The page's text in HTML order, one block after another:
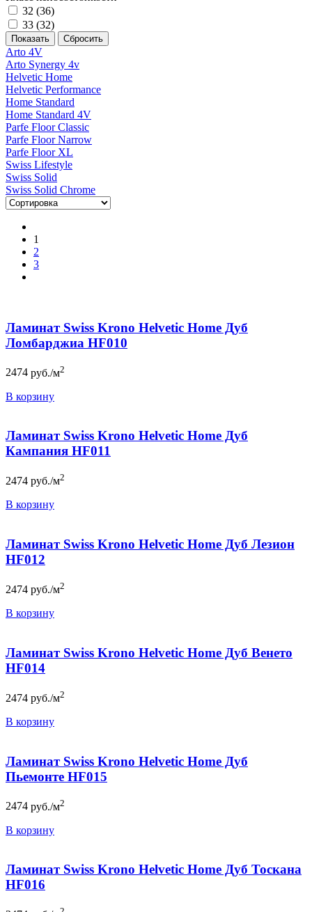
32 (36)
33 (32)
Arto 4V
Arto Synergy 4v
Helvetic Home
Helvetic Performance
Home Standard
Home Standard 4V
Parfe Floor Classic
Parfe Floor Narrow
Parfe Floor XL
Swiss Lifestyle
Swiss Solid
Swiss Solid Chrome
1
2
3
Ламинат Swiss Krono Helvetic Home Дуб
Ломбарджиа HF010
2474 руб./м2
В корзину
Ламинат Swiss Krono Helvetic Home Дуб
Кампания HF011
2474 руб./м2
В корзину
Ламинат Swiss Krono Helvetic Home Дуб Лезион
HF012
2474 руб./м2
В корзину
Ламинат Swiss Krono Helvetic Home Дуб Венето
HF014
2474 руб./м2
В корзину
Ламинат Swiss Krono Helvetic Home Дуб
Пьемонте HF015
2474 руб./м2
В корзину
Ламинат Swiss Krono Helvetic Home Дуб Тоскана
HF016